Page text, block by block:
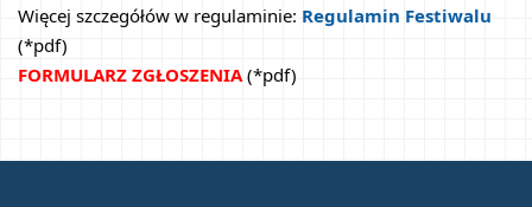
Więcej szczegółów w regulaminie: Regulamin Festiwalu
(*pdf)
FORMULARZ ZGŁOSZENIA (*pdf)